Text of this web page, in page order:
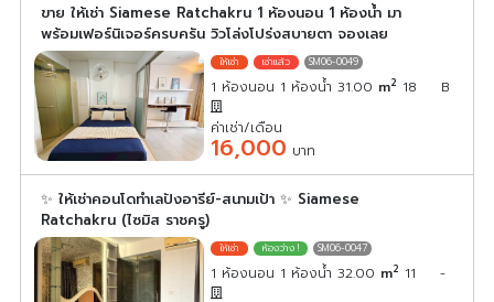
ขาย ให้เช่า Siamese Ratchakru 1 ห้องนอน 1 ห้องน้ำ มา
พร้อมเฟอร์นิเจอร์ครบครัน วิวโล่งโปร่งสบายตา จองเลย
SM06-0049
1 ห้องนอน 1 ห้องน้ำ 31.00 m2 18 B
ค่าเช่า/เดือน
16,000 บาท
✨ ให้เช่าคอนโดทำเลปังอารีย์-สนามเป้า ✨ Siamese
Ratchakru (ไซมิส ราชครู)
SM06-0047
1 ห้องนอน 1 ห้องน้ำ 32.00 m2 11 -